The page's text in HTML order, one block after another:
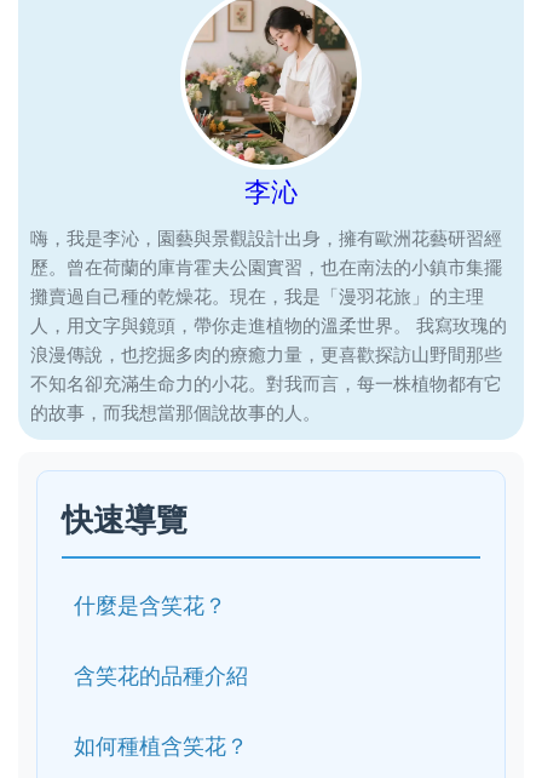
李沁
嗨，我是李沁，園藝與景觀設計出身，擁有歐洲花藝研習經
歷。曾在荷蘭的庫肯霍夫公園實習，也在南法的小鎮市集擺
攤賣過自己種的乾燥花。現在，我是「漫羽花旅」的主理
人，用文字與鏡頭，帶你走進植物的溫柔世界。 我寫玫瑰的
浪漫傳說，也挖掘多肉的療癒力量，更喜歡探訪山野間那些
不知名卻充滿生命力的小花。對我而言，每一株植物都有它
的故事，而我想當那個說故事的人。
快速導覽
什麼是含笑花？
含笑花的品種介紹
如何種植含笑花？